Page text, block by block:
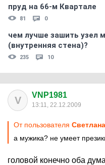
пруд на 66-м Квартале
81 0
чем лучше зашить узел
(внутренняя стена)?
235 10
V VNP1981
13:11, 22.12.2009
От пользователя
а мужика? не умеет
головой конечно оба